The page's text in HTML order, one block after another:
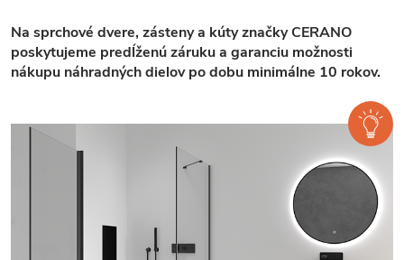
Na sprchové dvere, zásteny a kúty značky CERANO
poskytujeme predĺženú záruku a garanciu možnosti
nákupu náhradných dielov po dobu minimálne 10 rokov.